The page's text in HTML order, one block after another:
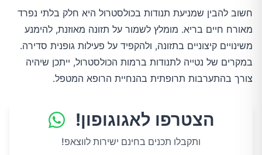
חשוב להבין שמניעת תנודות בכולסטרול היא חלק בלתי נפרד
מאורח חיים בריא. מומלץ לשמור על תזונה מאוזנת, להימנע
משינויים קיצוניים בתזונה, ולהקפיד על פעילות גופנית סדירה.
במקרים של נטייה לתנודות ברמות הכולסטרול, ייתכן שיהיה
צורך בהתערבות תרופתית בהנחיית הרופא המטפל.
הצטרפו לאגוגופון!
ותקבלו תכנים בחינם ישירות לווצאפ!